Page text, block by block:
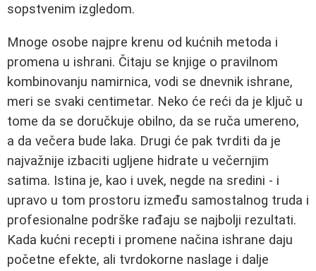
sopstvenim izgledom.
Mnoge osobe najpre krenu od kućnih metoda i
promena u ishrani. Čitaju se knjige o pravilnom
kombinovanju namirnica, vodi se dnevnik ishrane,
meri se svaki centimetar. Neko će reći da je ključ u
tome da se doručkuje obilno, da se ruča umereno,
a da večera bude laka. Drugi će pak tvrditi da je
najvažnije izbaciti ugljene hidrate u večernjim
satima. Istina je, kao i uvek, negde na sredini - i
upravo u tom prostoru između samostalnog truda i
profesionalne podrške rađaju se najbolji rezultati.
Kada kućni recepti i promene načina ishrane daju
početne efekte, ali tvrdokorne naslage i dalje